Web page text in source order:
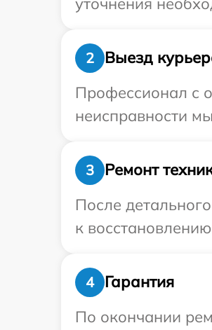
2
Выезд
Профессионал с
неисправности
3
Ремонт
После
к
4
Гарантия
По окончании